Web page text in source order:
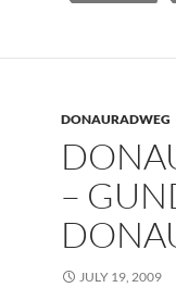
DONAURADWEG
–
JULY 19, 2009